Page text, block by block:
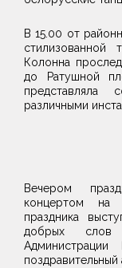
В 15.00 от
Колонна
до Ратушной
представляла
различными
Вечером
концертом на
праздника
добрых слов
Администрации
поздравительный